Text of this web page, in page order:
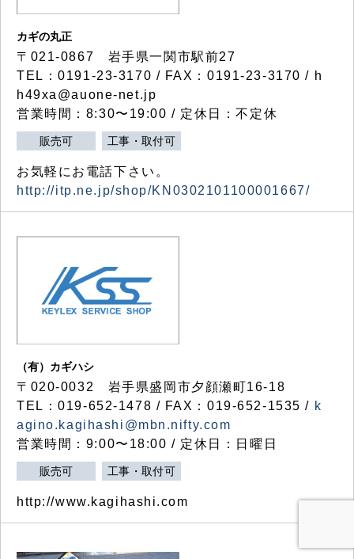
カギの丸正
〒021-0867 岩手県一関市駅前27
TEL：0191-23-3170 / FAX：0191-23-3170 / h
h49xa@auone-net.jp
営業時間：8:30〜19:00 / 定休日：不定休
販売可 工事・取付可
お気軽にお電話下さい。
http://itp.ne.jp/shop/KN0302101100001667/
（有）カギハシ
〒020-0032 岩手県盛岡市夕顔瀬町16-18
TEL：019-652-1478 / FAX：019-652-1535 / k
agino.kagihashi@mbn.nifty.com
営業時間：9:00〜18:00 / 定休日：日曜日
販売可 工事・取付可
http://www.kagihashi.com